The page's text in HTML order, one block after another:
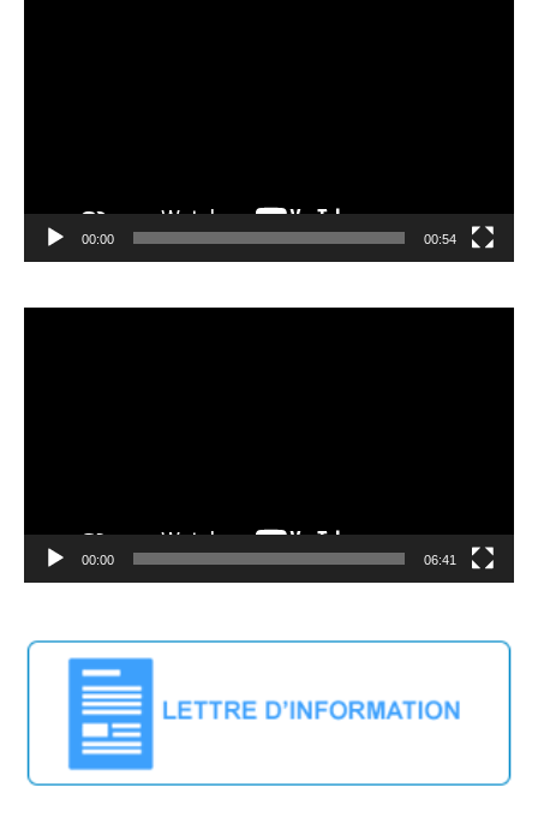
00:00 00:54
00:00 06:41